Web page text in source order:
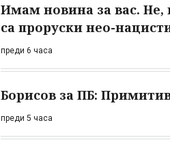
Имам новина за вас. Не,
са проруски нео-
преди 6 часа
Борисов за ПБ:
преди 5 часа